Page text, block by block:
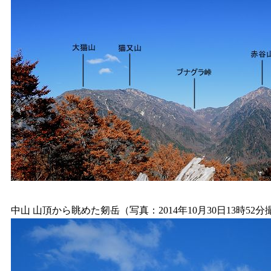
中山 山頂から眺めた剱岳（写真：2014年10月30日13時52分